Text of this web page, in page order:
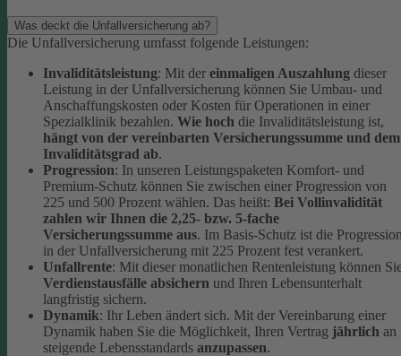
Was deckt die Unfallversicherung ab?
Die Unfallversicherung umfasst folgende Leistungen:
Invaliditätsleistung: Mit der einmaligen Auszahlung dieser
Leistung in der Unfallversicherung können Sie Umbau- und
Anschaffungskosten oder Kosten für Operationen in einer
Spezialklinik bezahlen. Wie hoch die Invaliditätsleistung ist,
hängt von der vereinbarten Versicherungssumme und dem
Invaliditätsgrad ab.
Progression: In unseren Leistungspaketen Komfort- und
Premium-Schutz können Sie zwischen einer Progression von
225 und 500 Prozent wählen. Das heißt: Bei Vollinvalidität
zahlen wir Ihnen die 2,25- bzw. 5-fache
Versicherungssumme aus. Im Basis-Schutz ist die
in der Unfallversicherung mit 225 Prozent fest verankert.
Unfallrente: Mit dieser monatlichen Rentenleistung können
Verdienstausfälle absichern und Ihren Lebensunterhalt
langfristig sichern.
Dynamik: Ihr Leben ändert sich. Mit der Vereinbarung einer
Dynamik haben Sie die Möglichkeit, Ihren Vertrag jährlich an
steigende Lebensstandards anzupassen.